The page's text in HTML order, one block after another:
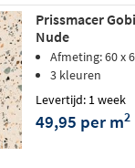
Prissmacer
Nude
Afmeting: 60 x
3 kleuren
Levertijd: 1 week
49,95 per m2